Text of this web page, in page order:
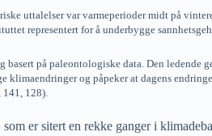
uttalelser var varmeperioder midt på
representert for å underbygge
på paleontologiske data. Den ledende
klimaendringer og påpeker at dagens
128).
er sitert en rekke ganger i